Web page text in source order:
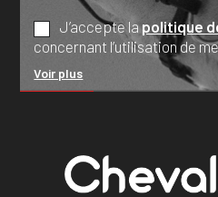
J’accepte lapolitique
concernant l’utilisation de
Voir plus